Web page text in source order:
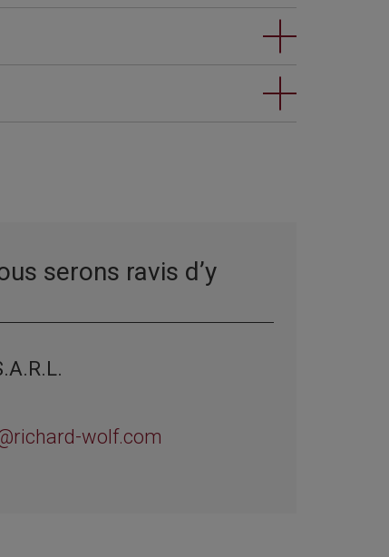
serons ravis d’y
wolf.com